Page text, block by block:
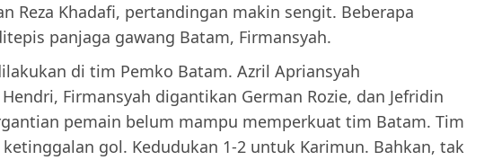
Reza Khadafi, pertandingan makin sengit. Beberapa
panjaga gawang Batam, Firmansyah.
di tim Pemko Batam. Azril Apriansyah
Firmansyah digantikan German Rozie, dan Jefridin
pemain belum mampu memperkuat tim Batam. Tim
gol. Kedudukan 1-2 untuk Karimun. Bahkan, tak